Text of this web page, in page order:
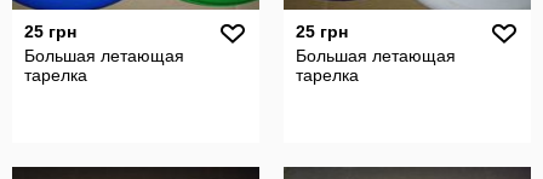
25 грн
Большая летающая
тарелка
25 грн
Большая летающая
тарелка